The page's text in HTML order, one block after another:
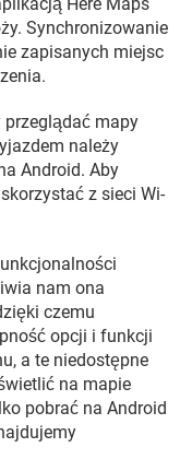
Synchronizowanie
zapisanych miejsc
przeglądać mapy
należy
Android. Aby
z sieci Wi-
nam ona
czemu
opcji i funkcji
a te niedostępne
na mapie
pobrać na Android